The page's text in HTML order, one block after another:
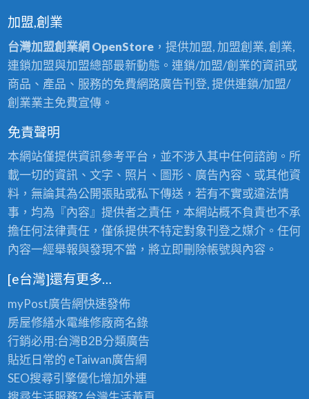
加盟,創業
台灣加盟創業網 OpenStore，提供加盟, 加盟創業, 創業,
連鎖加盟與加盟總部最新動態。連鎖/加盟/創業的資訊或
商品、產品、服務的免費網路廣告刊登, 提供連鎖/加盟/
創業業主免費宣傳。
免責聲明
本網站僅提供資訊參考平台，並不涉入其中任何諮詢。所
載一切的資訊、文字、照片、圖形、廣告內容、或其他資
料，無論其為公開張貼或私下傳送，若有不實或違法情
事，均為『內容』提供者之責任，本網站概不負責也不承
擔任何法律責任，僅係提供不特定對象刊登之媒介。任何
內容一經舉報與發現不當，將立即刪除帳號與內容。
[e台灣]還有更多…
myPost廣告網快速發佈
房屋修繕水電維修廠商名錄
行銷必用:台灣B2B分類廣告
貼近日常的 eTaiwan廣告網
SEO搜尋引擎優化增加外連